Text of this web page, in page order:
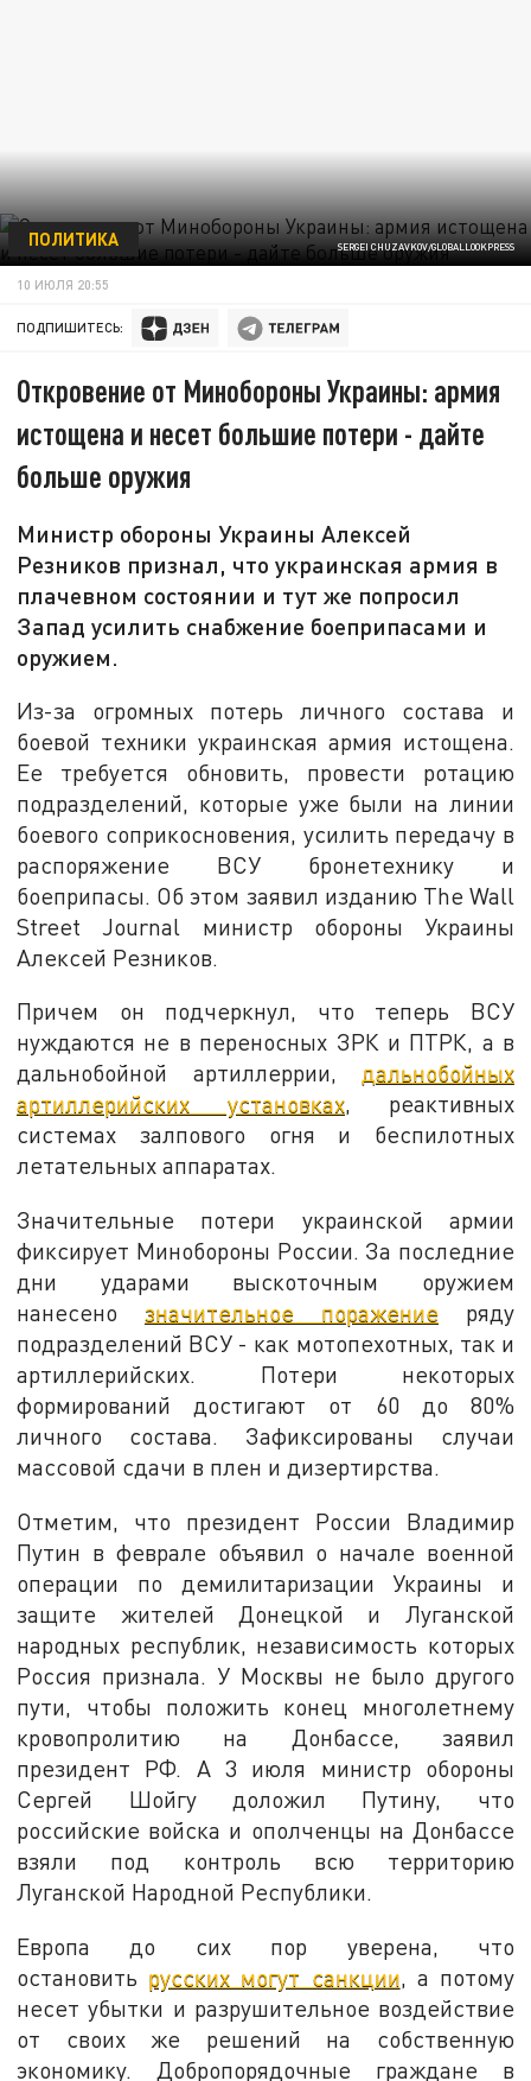
SERGEI CHUZAVKOV/GLOBALLOOKPRESS
ПОЛИТИКА
10 ИЮЛЯ 20:55
ПОДПИШИТЕСЬ:
Откровение от Минобороны Украины: армия
истощена и несет большие потери - дайте
больше оружия
Министр обороны Украины Алексей
Резников признал, что украинская армия в
плачевном состоянии и тут же попросил
Запад усилить снабжение боеприпасами и
оружием.
Из-за огромных потерь личного состава и
боевой техники украинская армия истощена.
Ее требуется обновить, провести ротацию
подразделений, которые уже были на линии
боевого соприкосновения, усилить передачу в
распоряжение ВСУ бронетехнику и
боеприпасы. Об этом заявил изданию The Wall
Street Journal министр обороны Украины
Алексей Резников.
Причем он подчеркнул, что теперь ВСУ
нуждаются не в переносных ЗРК и ПТРК, а в
дальнобойной артиллеррии, дальнобойных
артиллерийских установках, реактивных
системах залпового огня и беспилотных
летательных аппаратах.
Значительные потери украинской армии
фиксирует Минобороны России. За последние
дни ударами выскоточным оружием
нанесенозначительное поражение ряду
подразделений ВСУ - как мотопехотных, так и
артиллерийских. Потери некоторых
формирований достигают от 60 до 80%
личного состава. Зафиксированы случаи
массовой сдачи в плен и дизертирства.
Отметим, что президент России Владимир
Путин в феврале объявил о начале военной
операции по демилитаризации Украины и
защите жителей Донецкой и Луганской
народных республик, независимость которых
Россия признала. У Москвы не было другого
пути, чтобы положить конец многолетнему
кровопролитию на Донбассе, заявил
президент РФ. А 3 июля министр обороны
Сергей Шойгу доложил Путину, что
российские войска и ополченцы на Донбассе
взяли под контроль всю территорию
Луганской Народной Республики.
Европа до сих пор уверена, что
остановить русских могут санкции , а потому
несет убытки и разрушительное воздействие
от своих же решений на собственную
экономику. Добропорядочные граждане в